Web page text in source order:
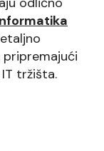
pripremajući
tržišta.